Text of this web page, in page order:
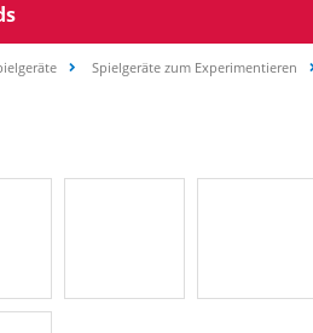
Spielgeräte zum Experimentieren